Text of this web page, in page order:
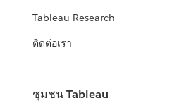
Tableau Research
ติดต่อเรา
ชุมชน Tableau